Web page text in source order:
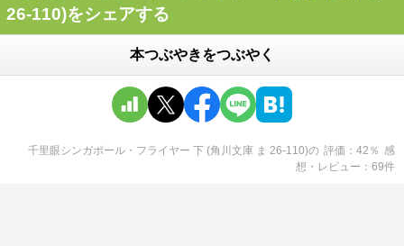
26-110)をシェアする
本つぶやきをつぶやく
千里眼シンガポール・フライヤー 下 (角川文庫 ま 26-110)の 評価 42 ％ 感
想・レビュー
69件